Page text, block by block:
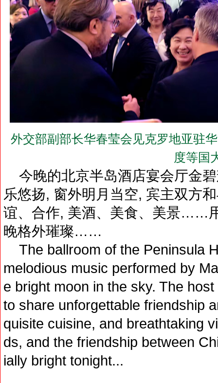
外交部副部长华春莹会见克罗地亚驻
度等国
今晚的北京半岛酒店宴会厅金
乐悠扬, 窗外明月当空, 宾主双方
谊、合作, 美酒、美食、美景……
晚格外璀璨……
The ballroom of the Peninsula
melodious music performed by
e bright moon in the sky. The
to share unforgettable friendship
quisite cuisine, and breathtaking
ds, and the friendship between
ially bright tonight...